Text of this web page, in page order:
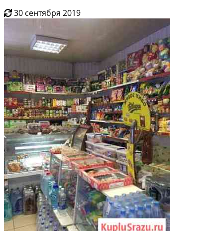
30 сентября 2019